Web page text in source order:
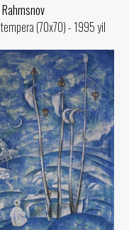
(70x70) - 1995 yil